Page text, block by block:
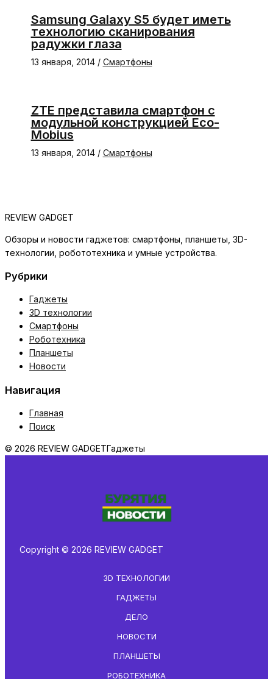
Samsung Galaxy S5 будет иметь
технологию сканирования
радужки глаза
13 января, 2014 / Смартфоны
ZTE представила смартфон с
модульной конструкцией Eco-
Mobius
13 января, 2014 / Смартфоны
REVIEW GADGET
Обзоры и новости гаджетов: смартфоны, планшеты, 3D-
технологии, робототехника и умные устройства.
Рубрики
Гаджеты
3D технологии
Смартфоны
Роботехника
Планшеты
Новости
Навигация
Главная
Поиск
© 2026 REVIEW GADGETГаджеты
Copyright © 2026 REVIEW GADGET
3D ТЕХНОЛОГИИ
ГАДЖЕТЫ
ДЕЛО
НОВОСТИ
ПЛАНШЕТЫ
РОБОТЕХНИКА